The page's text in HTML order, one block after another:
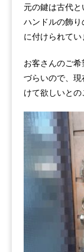
元の鍵は古代と
ハンドルの飾
に付けられてい
お客さんのご
づらいので、
けて欲しいとの